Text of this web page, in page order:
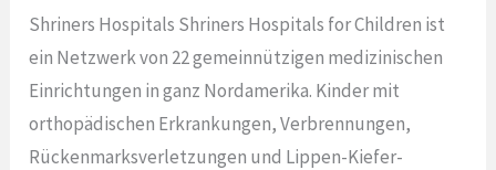
Shriners Hospitals Shriners Hospitals for Children ist
ein Netzwerk von 22 gemeinnützigen medizinischen
Einrichtungen in ganz Nordamerika. Kinder mit
orthopädischen Erkrankungen, Verbrennungen,
Rückenmarksverletzungen und Lippen-Kiefer-